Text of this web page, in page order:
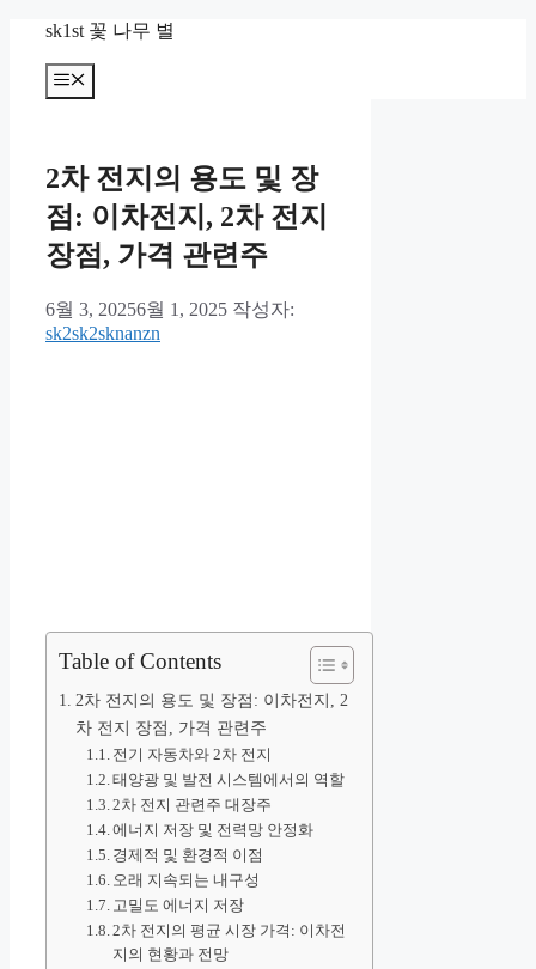
sk1st 꽃 나무 별
메
뉴
2차 전지의 용도 및 장
점: 이차전지, 2차 전지
장점, 가격 관련주
6월 3, 20256월 1, 2025 작성자:
sk2sk2sknanzn
Table of Contents
2차 전지의 용도 및 장점: 이차전지, 2
차 전지 장점, 가격 관련주
전기 자동차와 2차 전지
태양광 및 발전 시스템에서의 역할
2차 전지 관련주 대장주
에너지 저장 및 전력망 안정화
경제적 및 환경적 이점
오래 지속되는 내구성
고밀도 에너지 저장
2차 전지의 평균 시장 가격: 이차전
지의 현황과 전망